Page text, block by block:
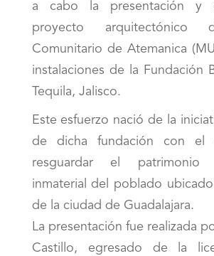
a cabo la presentación y
proyecto arquitectónico
Comunitario de Atemanica
instalaciones de la Fundación
Tequila, Jalisco.
Este esfuerzo nació de la
de dicha fundación con el
resguardar el patrimonio
inmaterial del poblado
de la ciudad de Guadalajara.
La presentación fue realizada
Castillo, egresado de la